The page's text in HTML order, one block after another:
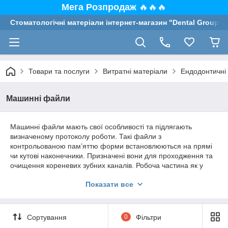
Мега Розпродаж 🔥🔥🔥
Стоматологічні матеріали інтернет-магазин "Dental Group"
Товари та послуги Витратні матеріали Ендодонтичні
Машинні файли
Машинні файли мають свої особливості та підлягають
визначеному протоколу роботи. Такі файли з
контрольованою пам’яттю форми встановлюються на прямі
чи кутові наконечники. Призначені вони для проходження та
очищення кореневих зубних каналів. Робоча частина як у
стрижні з окрайками, що заточені по спіралі. Кінцівка може
інструменти виготовляються зі сталі або титану.
Різницю становить ручка файлів. У машинних — це
перехідник для наконечника. Спосіб кріплення —
Показати все
Сортування 0 Фільтри